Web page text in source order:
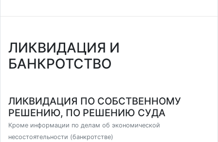
ЛИКВИДАЦИЯ И
БАНКРОТСТВО
ЛИКВИДАЦИЯ ПО СОБСТВЕННОМУ
РЕШЕНИЮ, ПО РЕШЕНИЮ СУДА
Кроме информации по делам об экономической
несостоятельности (банкротстве)